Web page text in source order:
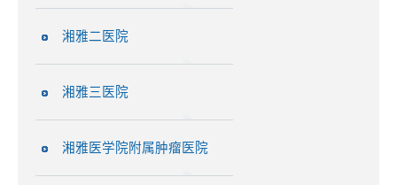
湘雅二医院
湘雅三医院
湘雅医学院附属肿瘤医院